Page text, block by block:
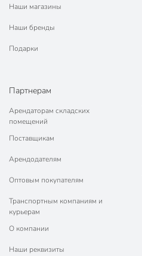
Наши магазины
Наши бренды
Подарки
Партнерам
Арендаторам складских
помещений
Поставщикам
Арендодателям
Оптовым покупателям
Транспортным компаниям и
курьерам
О компании
Наши реквизиты